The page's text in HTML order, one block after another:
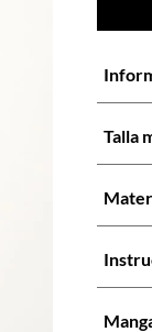
Talla